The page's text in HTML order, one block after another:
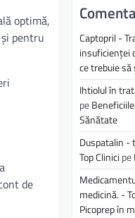
optimă,
pentru
de
Captopril -
insuficienței
ce trebuie
Ihtiolul în
pe
Sănătate
Duspatalin -
Top Clinici pe
medicină. -
Picoprep în